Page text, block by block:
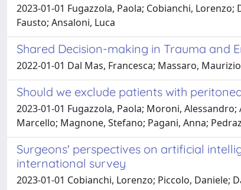
2023-01-01 Fugazzola, Paola; Cobianchi,
Fausto; Ansaloni, Luca
Shared Decision-making in Trauma and
2022-01-01 Dal Mas, Francesca; Massaro,
Should we exclude patients with
2023-01-01 Fugazzola, Paola; Moroni,
Marcello; Magnone, Stefano; Pagani, Anna;
Surgeons' perspectives on artificial
international survey
2023-01-01 Cobianchi, Lorenzo; Piccolo, Daniele;